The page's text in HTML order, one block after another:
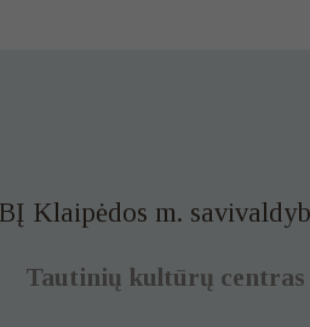
BĮ Klaipėdos m.
Tautinių kultūrų centras